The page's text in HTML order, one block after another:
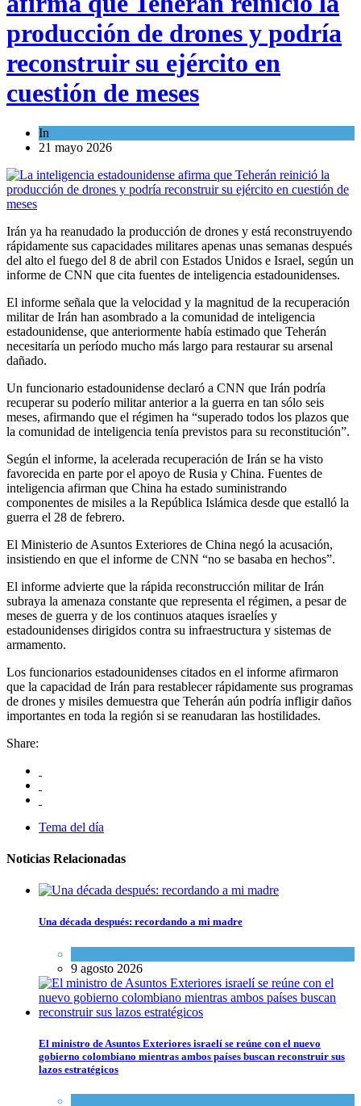
producción de drones y podría
reconstruir su ejército en
cuestión de meses
In
21 mayo 2026
Irán ya ha reanudado la producción de drones y está reconstruyendo
rápidamente sus capacidades militares apenas unas semanas después
del alto el fuego del 8 de abril con Estados Unidos e Israel, según un
informe de CNN que cita fuentes de inteligencia estadounidenses.
El informe señala que la velocidad y la magnitud de la recuperación
militar de Irán han asombrado a la comunidad de inteligencia
estadounidense, que anteriormente había estimado que Teherán
necesitaría un período mucho más largo para restaurar su arsenal
dañado.
Un funcionario estadounidense declaró a CNN que Irán podría
recuperar su poderío militar anterior a la guerra en tan sólo seis
meses, afirmando que el régimen ha “superado todos los plazos que
la comunidad de inteligencia tenía previstos para su reconstitución”.
Según el informe, la acelerada recuperación de Irán se ha visto
favorecida en parte por el apoyo de Rusia y China. Fuentes de
inteligencia afirman que China ha estado suministrando
componentes de misiles a la República Islámica desde que estalló la
guerra el 28 de febrero.
El Ministerio de Asuntos Exteriores de China negó la acusación,
insistiendo en que el informe de CNN “no se basaba en hechos”.
El informe advierte que la rápida reconstrucción militar de Irán
subraya la amenaza constante que representa el régimen, a pesar de
meses de guerra y de los continuos ataques israelíes y
estadounidenses dirigidos contra su infraestructura y sistemas de
armamento.
Los funcionarios estadounidenses citados en el informe afirmaron
que la capacidad de Irán para restablecer rápidamente sus programas
de drones y misiles demuestra que Teherán aún podría infligir daños
importantes en toda la región si se reanudaran las hostilidades.
Share:
Tema del día
Noticias Relacionadas
Una década después: recordando a mi madre
9 agosto 2026
El ministro de Asuntos Exteriores israelí se reúne con el nuevo
gobierno colombiano mientras ambos países buscan reconstruir sus
lazos estratégicos